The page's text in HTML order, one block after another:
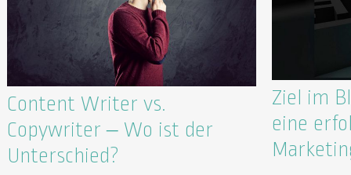
Content Writer vs.
Copywriter – Wo ist der
Unterschied?
Ziel im
eine